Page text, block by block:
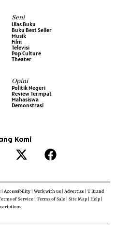
Seni
Ulas Buku
Buku Best Seller
Musik
Film
Televisi
Pop Culture
Theater
Opini
Politik Negeri
Review Termpat
Mahasiswa
Demonstrasi
Kami
| Accessibility | Work with us | Advertise | T Brand
of Service | Terms of Sale | Site Map | Help |